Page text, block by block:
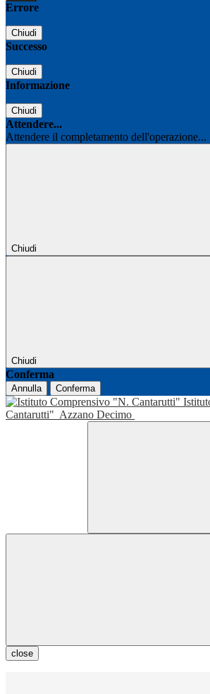
Errore
Chiudi
Successo
Chiudi
Informazione
Chiudi
Attendere...
Attendere il completamento dell'operazione...
Chiudi
Chiudi
Conferma
Annulla Conferma
Cantarutti" Azzano Decimo
close